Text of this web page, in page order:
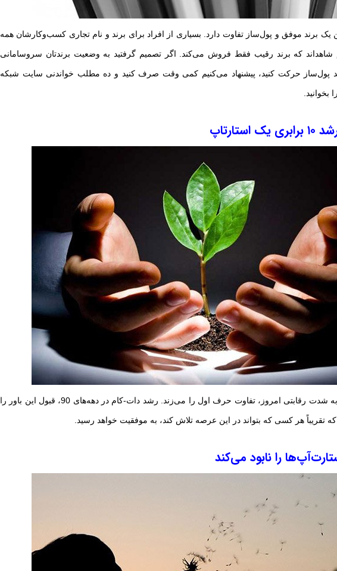
یک برند موفق و پول‌ساز تفاوت دارد. بسیاری از افراد برای برند و نام تجاری کسب‌وکارشان همه
شاهداند که برند رقیب فقط فروش می‌کند. اگر تصمیم گرفتید به وضعیت برندتان سروسامانی
پول‌ساز حرکت کنید، پیشنهاد می‌کنیم کمی وقت صرف کنید و ده مطلب خواندنی سایت شبکه
در چشم‌انداز کارآفرینی به شدت رقابتی امروز، تفاوت حرف اول را می‌زند. رشد دات-کام در دهه‌های 90، قبول این باور را
که تقریباً هر کسی که بتواند در این عرصه تلاش کند، به موفقیت خواهد رسید.